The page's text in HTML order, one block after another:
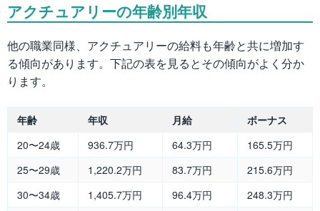
アクチュアリーの年齢別年収
他の職業同様、アクチュアリーの給料も年齢と共に増加す
る傾向があります。下記の表を見るとその傾向がよく分か
ります。
年齢 年収 月給
ボーナス
20〜24歳
936.7万円 64.3万円
165.5万円
25〜29歳
1,220.2万円 83.7万円
215.6万円
30〜34歳
1,405.7万円 96.4万円
248.3万円